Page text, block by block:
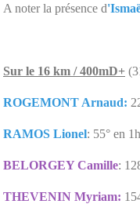
A noter la présence d
Sur le 16 km / 400mD+
ROGEMONT Arnaud:
RAMOS Lionel: 55° en
BELORGEY Camille:
THEVENIN Myriam: